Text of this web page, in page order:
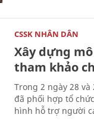
CSSK NHÂN DÂN
Xây dựng
tham khảo
Trong 2 ngày 28 và
đã phối hợp tổ
hình hỗ trợ người